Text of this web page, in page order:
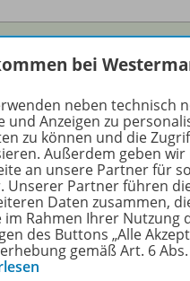
gewusst?
Räume im
Fortbildungennutzen.
ausgestattet,
Lage und einer
Angebot für Sie vor
bei
neben technisch
und Anzeigen zu
zu können und die
Außerdem geben
an unsere Partner für
Unserer Partner führen
Daten zusammen,
im Rahmen Ihrer Nutzung
des Buttons „Alle
gemäß Art. 6 Abs.